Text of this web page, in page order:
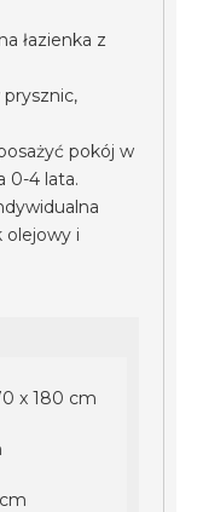
łazienka z
pokój w
0-4 lata.
olejowy i
x 180 cm